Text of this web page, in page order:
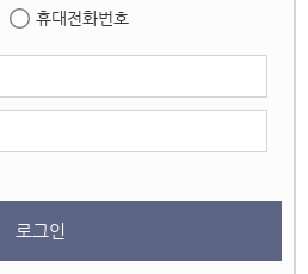
휴대전화번호